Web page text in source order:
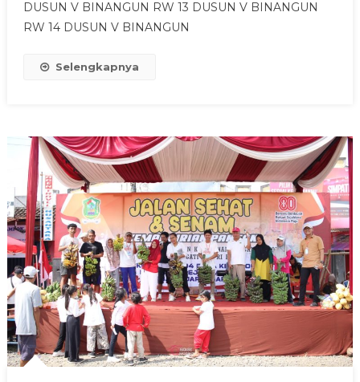
DESA
DUSUN V BINANGUN RW 13 DUSUN V BINANGUN
RW 14 DUSUN V BINANGUN
Selengkapnya